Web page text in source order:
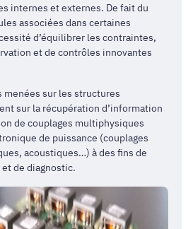
internes et externes. De fait du
associées dans certaines
d’équilibrer les contraintes,
et de contrôles innovantes
menées sur les structures
sur la récupération d’information
de couplages multiphysiques
de puissance (couplages
acoustiques…) à des fins de
de diagnostic.